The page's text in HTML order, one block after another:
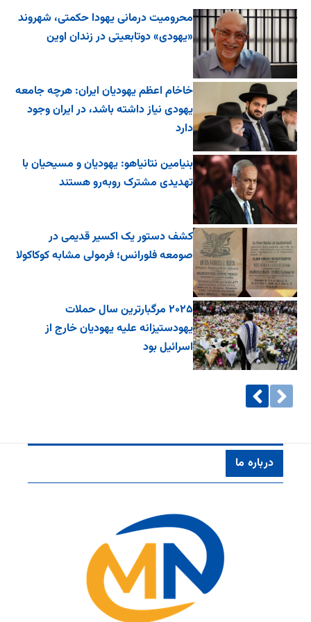
محرومیت درمانی یهودا حکمتی، شهروند
«یهودی» دوتابعیتی در زندان اوین
خاخام اعظم یهودیان ایران: هرچه جامعه
یهودی نیاز داشته باشد، در ایران وجود
دارد
بنیامین نتانیاهو: یهودیان و مسیحیان با
تهدیدی مشترک روبه‌رو هستند
کشف دستور یک اکسیر قدیمی در
صومعه فلورانس؛ فرمولی مشابه کوکاکولا
۲۰۲۵ مرگبارترین سال حملات
یهودستیزانه علیه یهودیان خارج از
اسرائیل بود
درباره ما